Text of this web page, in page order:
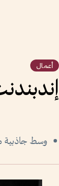
أعمال
وسط جاذبية